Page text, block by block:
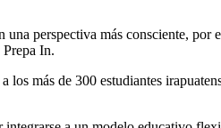
perspectiva más consciente, por
In.
más de 300 estudiantes